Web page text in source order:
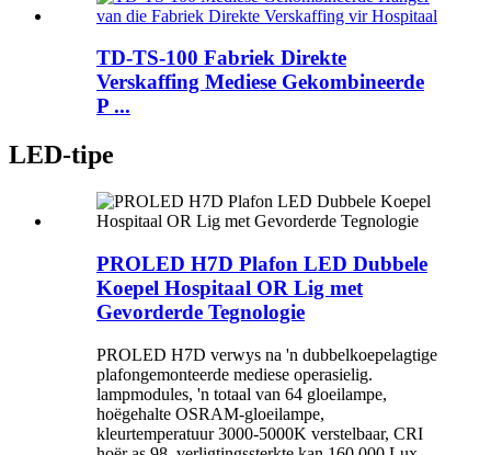
TD-TS-100 Fabriek Direkte
Verskaffing Mediese Gekombineerde
P ...
LED-tipe
PROLED H7D Plafon LED Dubbele
Koepel Hospitaal OR Lig met
Gevorderde Tegnologie
PROLED H7D verwys na 'n dubbelkoepelagtige
plafongemonteerde mediese operasielig.
lampmodules, 'n totaal van 64 gloeilampe,
hoëgehalte OSRAM-gloeilampe,
kleurtemperatuur 3000-5000K verstelbaar, CRI